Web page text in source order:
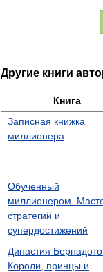
Другие книги
Книга
Записная книжка
миллионера
Обученный
миллионером.
стратегий и
супердостижений
Династия
Короли, принцы и